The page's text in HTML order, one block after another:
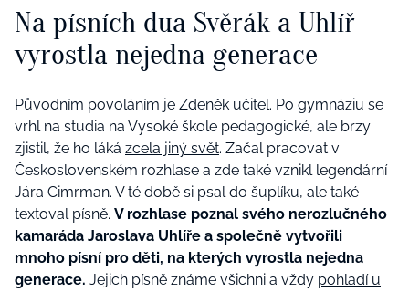
Na písních dua Svěrák a Uhlíř
vyrostla nejedna generace
Původním povoláním je Zdeněk učitel. Po gymnáziu se
vrhl na studia na Vysoké škole pedagogické, ale brzy
zjistil, že ho láká zcela jiný svět. Začal pracovat v
Československém rozhlase a zde také vznikl legendární
Jára Cimrman. V té době si psal do šuplíku, ale také
textoval písně. V rozhlase poznal svého nerozlučného
kamaráda Jaroslava Uhlíře a společně vytvořili
mnoho písní pro děti, na kterých vyrostla nejedna
generace. Jejich písně známe všichni a vždy pohladí u